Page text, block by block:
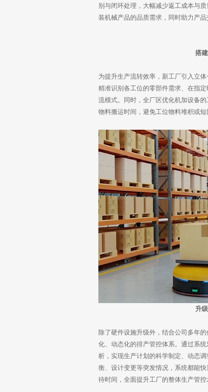
别与闭环处理，大幅减少返工成本与
装机械产品的品质需求，同时助力产品
搭
为提升生产流转效率，新工厂引入立
精准识别各工位的零部件需求、在指
流模式。同时，全厂区优化机加设备
物料搬运时间，避免工位物料堆积或
升
除了硬件设施升级外，结合公司多年
化、动态化的排产管控体系。通过系
析，实现生产计划的科学制定、动态
衡、设计变更等突发情况，系统都能
待时间，全面提升工厂的整体生产管控